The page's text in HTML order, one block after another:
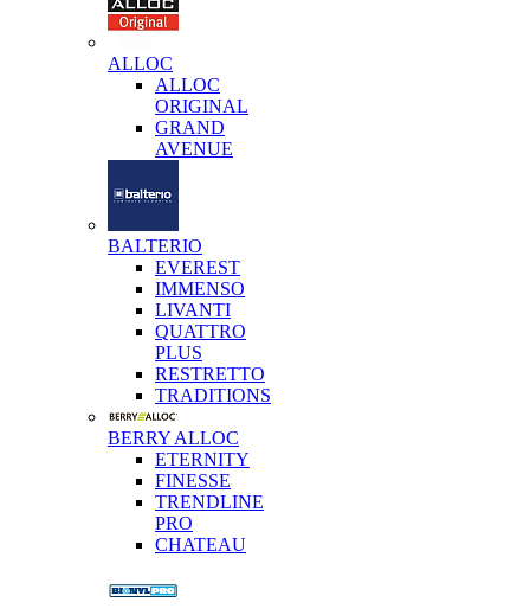
ALLOC
ALLOC
ORIGINAL
GRAND
AVENUE
BALTERIO
EVEREST
IMMENSO
LIVANTI
QUATTRO
PLUS
RESTRETTO
TRADITIONS
BERRY ALLOC
ETERNITY
FINESSE
TRENDLINE
PRO
CHATEAU